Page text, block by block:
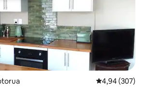
Note
4,94 (307)